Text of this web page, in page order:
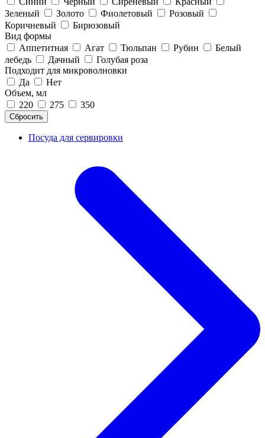
Зеленый
Золото Фиолетовый
Розовый
Коричневый
Бирюзовый
Вид формы
Аппетитная
Агат Тюльпан Рубин
Белый
лебедь
Дачный
Голубая роза
Подходит для микроволновки
Да
Нет
Объем, мл
220
275 350
Сбросить
Посуда для сервировки